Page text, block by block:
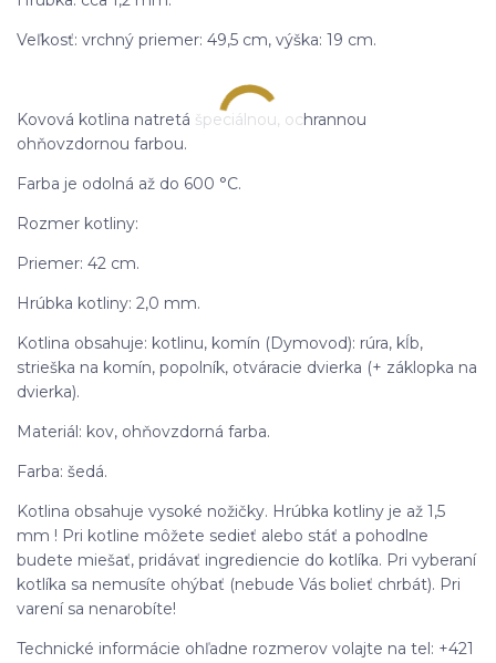
Veľkosť: vrchný priemer: 49,5 cm, výška: 19 cm.
Kovová kotlina natretá špeciálnou, ochrannou
ohňovzdornou farbou.
Farba je odolná až do 600 °C.
Rozmer kotliny:
Priemer: 42 cm.
Hrúbka kotliny: 2,0 mm.
Kotlina obsahuje: kotlinu, komín (Dymovod): rúra, kĺb,
strieška na komín, popolník, otváracie dvierka (+ záklopka na
dvierka).
Materiál: kov, ohňovzdorná farba.
Farba: šedá.
Kotlina obsahuje vysoké nožičky. Hrúbka kotliny je až 1,5
mm ! Pri kotline môžete sedieť alebo stáť a pohodlne
budete miešať, pridávať ingrediencie do kotlíka. Pri vyberaní
kotlíka sa nemusíte ohýbať (nebude Vás bolieť chrbát). Pri
varení sa nenarobíte!
Technické informácie ohľadne rozmerov volajte na tel: +421